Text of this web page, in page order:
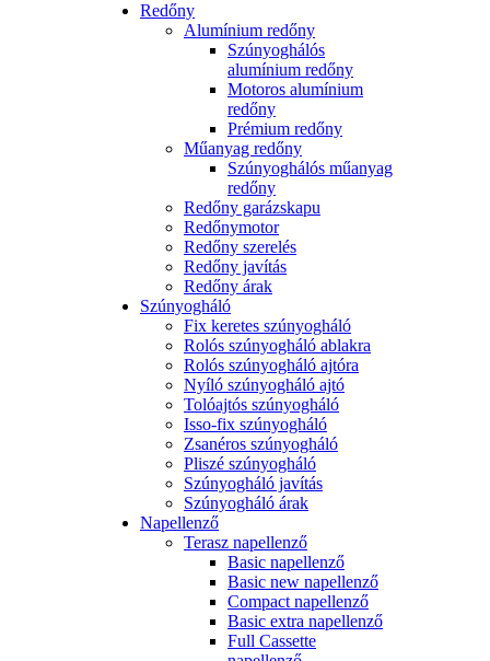
Redőny
Alumínium redőny
Szúnyoghálós
alumínium redőny
Motoros alumínium
redőny
Prémium redőny
Műanyag redőny
Szúnyoghálós műanyag
redőny
Redőny garázskapu
Redőnymotor
Redőny szerelés
Redőny javítás
Redőny árak
Szúnyogháló
Fix keretes szúnyogháló
Rolós szúnyogháló ablakra
Rolós szúnyogháló ajtóra
Nyíló szúnyogháló ajtó
Tolóajtós szúnyogháló
Isso-fix szúnyogháló
Zsanéros szúnyogháló
Pliszé szúnyogháló
Szúnyogháló javítás
Szúnyogháló árak
Napellenző
Terasz napellenző
Basic napellenző
Basic new napellenző
Compact napellenző
Basic extra napellenző
Full Cassette